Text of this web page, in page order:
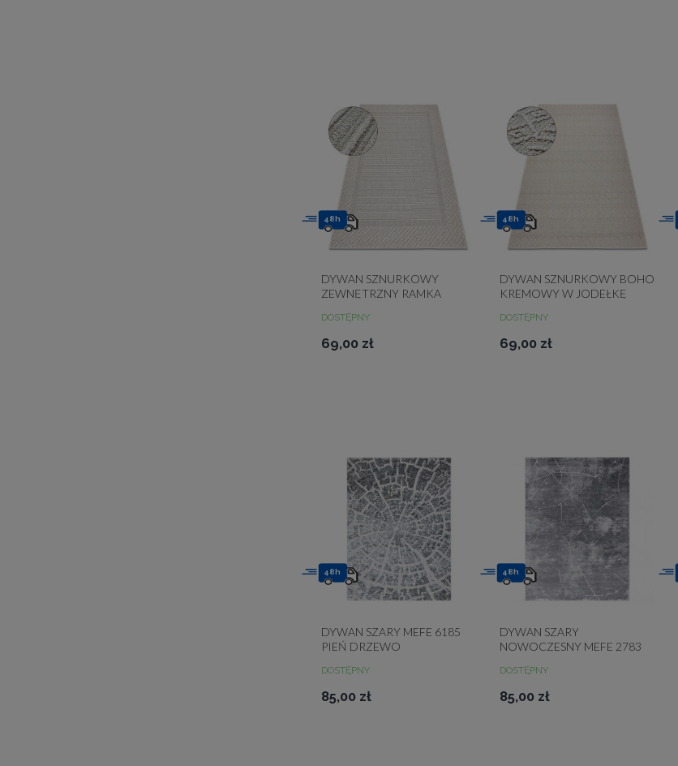
DYWAN SZNURKOWY
ZEWNĘTRZNY RAMKA
DOSTĘPNY
69,00 zł
48h
DYWAN SZNURKOWY BOHO
KREMOWY W JODEŁKĘ
DOSTĘPNY
69,00 zł
48h
DYWAN SZARY MEFE 6185
PIEŃ DRZEWO
DOSTĘPNY
85,00 zł
48h
DYWAN SZARY
NOWOCZESNY MEFE 2783
DOSTĘPNY
85,00 zł
48h